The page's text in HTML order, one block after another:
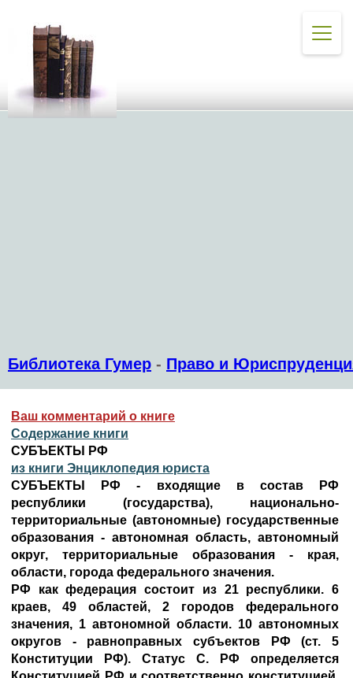
Библиотека Гумер - Право и
Ваш комментарий о книге
Содержание книги
СУБЪЕКТЫ РФ
из книги Энциклопедия юриста
СУБЪЕКТЫ РФ - входящие в состав РФ
республики (государства), национально-
территориальные (автономные) государственные
образования - автономная область, автономный
округ, территориальные образования - края,
области, города федерального значения.
РФ как федерация состоит из 21 республики. 6
краев, 49 областей, 2 городов федерального
значения, 1 автономной области. 10 автономных
округов - равноправных субъектов РФ (ст. 5
Конституции РФ). Статус С. РФ определяется